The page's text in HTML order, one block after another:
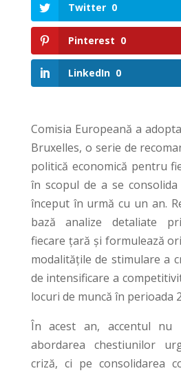
Twitter 0
Pinterest 0
LinkedIn 0
Comisia Europeană a
Bruxelles, o serie de
politică economică pentru
în scopul de a se
început în urmă cu un an.
bază analize detaliate
fiecare țară și formulează
modalitățile de stimulare a
de intensificare a
locuri de muncă în perioada
În acest an, accentul nu
abordarea chestiunilor
criză, ci pe consolidarea